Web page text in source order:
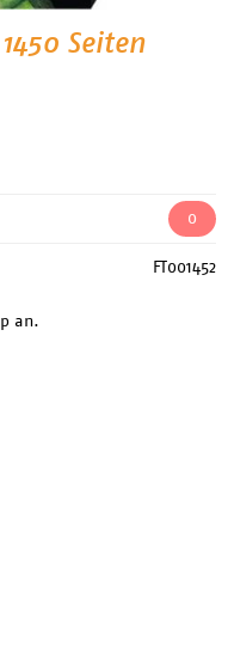
Seiten
0
FT001452
an.